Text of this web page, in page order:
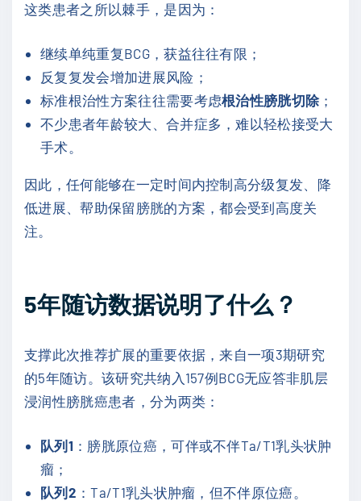
这类患者之所以棘手，是因为：
继续单纯重复BCG，获益往往有限；
反复复发会增加进展风险；
标准根治性方案往往需要考虑根治性膀胱切除 ；
不少患者年龄较大、合并症多，难以轻松接受大
手术。
因此，任何能够在一定时间内控制高分级复发、降
低进展、帮助保留膀胱的方案，都会受到高度关
注。
5年随访数据说明了什么？
支撑此次推荐扩展的重要依据，来自一项3期研究
的5年随访。该研究共纳入157例BCG无应答非肌层
浸润性膀胱癌患者，分为两类：
队列1 ：膀胱原位癌，可伴或不伴Ta/T1乳头状肿
瘤；
队列2 ：Ta/T1乳头状肿瘤，但不伴原位癌。